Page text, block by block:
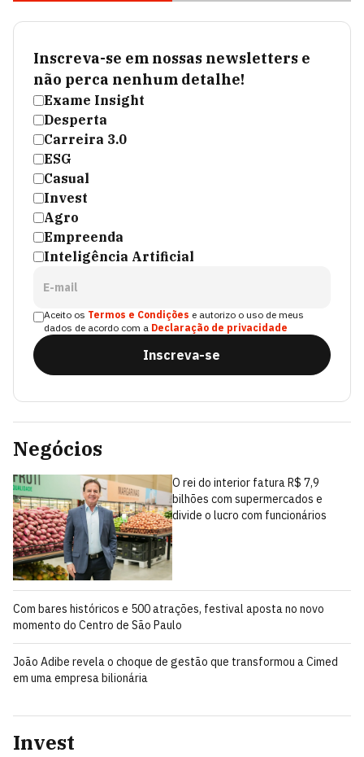
Inscreva-se em nossas newsletters e
não perca nenhum detalhe!
Exame Insight
Desperta
Carreira 3.0
ESG
Casual
Invest
Agro
Empreenda
Inteligência Artificial
E-mail
Aceito os Termos e Condições e autorizo o uso de meus
dados de acordo com a Declaração de privacidade
Inscreva-se
Negócios
O rei do interior fatura R$ 7,9
bilhões com supermercados e
divide o lucro com funcionários
Com bares históricos e 500 atrações, festival aposta no novo
momento do Centro de São Paulo
João Adibe revela o choque de gestão que transformou a Cimed
em uma empresa bilionária
Invest